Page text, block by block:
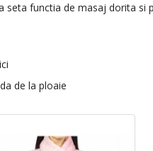
seta functia de masaj dorita si
de la ploaie